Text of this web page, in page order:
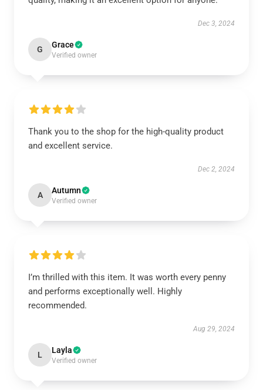
Dec 3, 2024
G Grace
Verified owner
Thank you to the shop for the high-quality product
and excellent service.
Dec 2, 2024
A Autumn
Verified owner
I’m thrilled with this item. It was worth every penny
and performs exceptionally well. Highly
recommended.
Aug 29, 2024
L Layla
Verified owner